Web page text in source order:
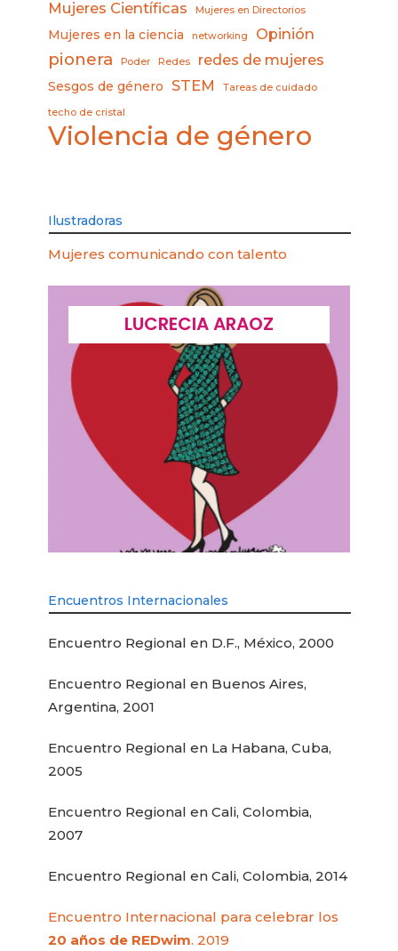
Mujeres Científicas Mujeres en Directorios
Mujeres en la ciencia networking Opinión
pionera Poder Redes redes de mujeres
Sesgos de género STEM Tareas de cuidado
techo de cristal
Violencia de género
Ilustradoras
Mujeres comunicando con talento
LUCRECIA ARAOZ
Encuentros Internacionales
Encuentro Regional en D.F., México, 2000
Encuentro Regional en Buenos Aires,
Argentina, 2001
Encuentro Regional en La Habana, Cuba,
2005
Encuentro Regional en Cali, Colombia,
2007
Encuentro Regional en Cali, Colombia, 2014
Encuentro Internacional para celebrar los
20 años de REDwim. 2019